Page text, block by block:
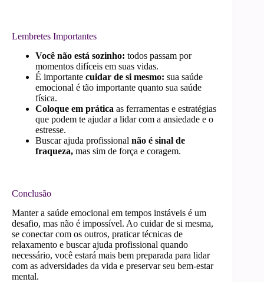
Lembretes Importantes
Você não está sozinho: todos passam por
momentos difíceis em suas vidas.
É importante cuidar de si mesmo: sua saúde
emocional é tão importante quanto sua saúde
física.
Coloque em prática as ferramentas e estratégias
que podem te ajudar a lidar com a ansiedade e o
estresse.
Buscar ajuda profissional não é sinal de
fraqueza, mas sim de força e coragem.
Conclusão
Manter a saúde emocional em tempos instáveis é um
desafio, mas não é impossível. Ao cuidar de si mesma,
se conectar com os outros, praticar técnicas de
relaxamento e buscar ajuda profissional quando
necessário, você estará mais bem preparada para lidar
com as adversidades da vida e preservar seu bem-estar
mental.